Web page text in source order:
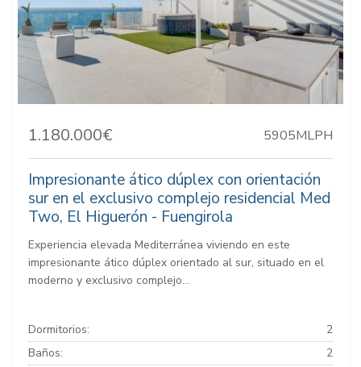
1.180.000€ 5905MLPH
Impresionante ático dúplex con orientación
sur en el exclusivo complejo residencial Med
Two, El Higuerón - Fuengirola
Experiencia elevada Mediterránea viviendo en este
impresionante ático dúplex orientado al sur, situado en el
moderno y exclusivo complejo...
Dormitorios:
2
Baños:
2